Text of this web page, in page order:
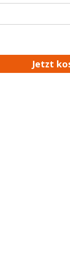
Jetzt